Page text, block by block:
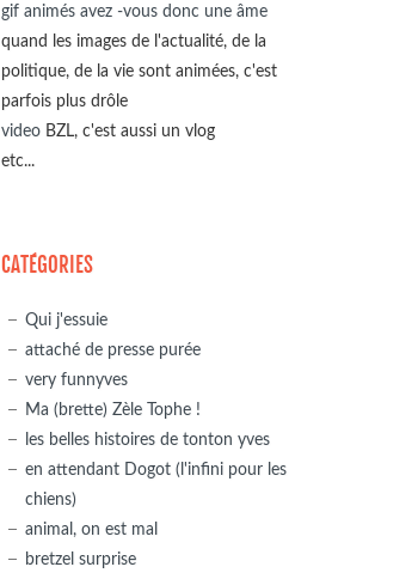
gif animés avez -vous donc une âme
quand les images de l'actualité, de la
politique, de la vie sont animées, c'est
parfois plus drôle
video BZL, c'est aussi un vlog
etc...
CATÉGORIES
Qui j'essuie
attaché de presse purée
very funnyves
Ma (brette) Zèle Tophe !
les belles histoires de tonton yves
en attendant Dogot (l'infini pour les
chiens)
animal, on est mal
bretzel surprise